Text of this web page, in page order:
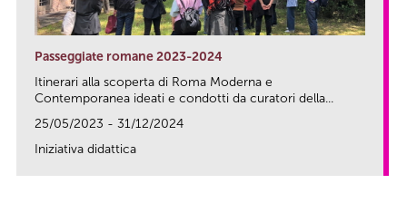
Passeggiate romane 2023-2024
Itinerari alla scoperta di Roma Moderna e
Contemporanea ideati e condotti da curatori della...
25/05/2023 - 31/12/2024
Iniziativa didattica